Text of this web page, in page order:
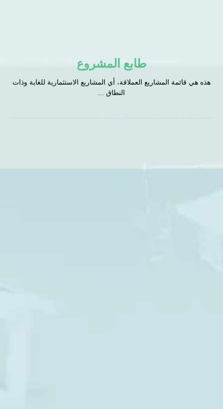
طابع المشروع
هذه هي قائمة المشاريع العملاقة، أي المشاريع الاستثمارية للغاية وذات
النطاق ...